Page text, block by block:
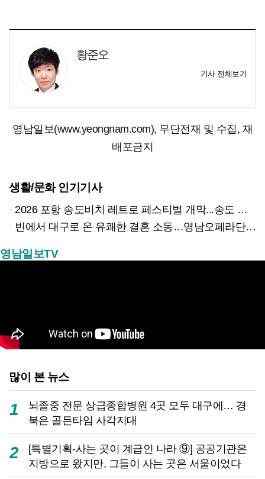
황준오
기사 전체보기
영남일보(www.yeongnam.com), 무단전재 및 수집, 재
배포금지
생활/문화 인기기사
2026 포항 송도비치 레트로 페스티벌 개막...송도 밤바다 달군 레트로 열기
빈에서 대구로 온 유쾌한 결혼 소동…영남오페라단 창단 42주년 기념 오페레타 ‘딸은 열, 아들은?’
영남일보TV
많이 본 뉴스
1
뇌졸중 전문 상급종합병원 4곳 모두 대구에… 경
북은 골든타임 사각지대
2
[특별기획-사는 곳이 계급인 나라 ⑨] 공공기관은
지방으로 왔지만, 그들이 사는 곳은 서울이었다